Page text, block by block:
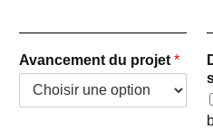
Avancement du projet *